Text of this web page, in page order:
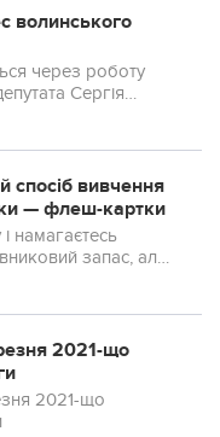
волинського
через роботу
Сергія
спосіб вивчення
— флеш-картки
і намагаєтесь
запас, але
Ми
процес.
ви...
2021-що
2021-що